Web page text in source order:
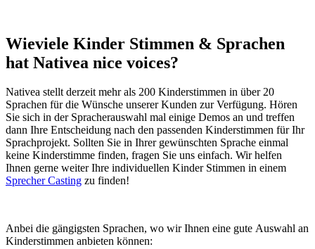
Wieviele Kinder Stimmen & Sprachen
hat Nativea nice voices?
Nativea stellt derzeit mehr als 200 Kinderstimmen in über 20
Sprachen für die Wünsche unserer Kunden zur Verfügung. Hören
Sie sich in der Spracherauswahl mal einige Demos an und treffen
dann Ihre Entscheidung nach den passenden Kinderstimmen für Ihr
Sprachprojekt. Sollten Sie in Ihrer gewünschten Sprache einmal
keine Kinderstimme finden, fragen Sie uns einfach. Wir helfen
Ihnen gerne weiter Ihre individuellen Kinder Stimmen in einem
Sprecher Casting zu finden!
Anbei die gängigsten Sprachen, wo wir Ihnen eine gute Auswahl an
Kinderstimmen anbieten können: